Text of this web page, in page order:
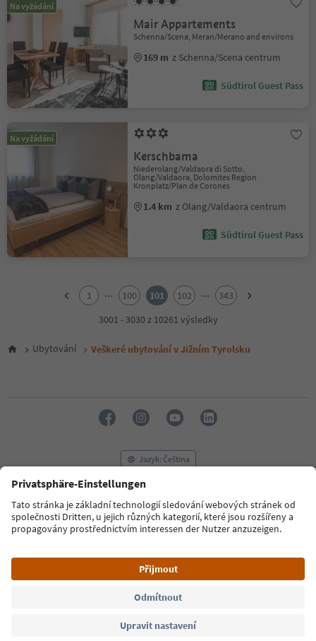
Na vyžádání
Mair Appartements
Schenna/Scena, Meran/Merano and environs
169 m z Schenna/Scena centrum
Südtirol Guest Pass
Na vyžádání
Kerschbama
Niederolang/Valdaora di Sotto,
Olang/Valdaora, Dolomites Region
Kronplatz/Plan de Corones
1.4 km z Olang/Valdaora centrum
Südtirol Guest Pass
6
16
17
18
19
21
1 ... 100 101 102 ...
343
3001 - 3030 z 10261 výsledky
Ubytování Veškeré ubytování v Jižním Tyrolsku
Jazyk: Čeština
FAQ Kontaktujte nás Tisk
MICE
Zásady ochrany osobních údajů
Podmínky a ujednání
Tiráž
Prohlášení o přístupnosti